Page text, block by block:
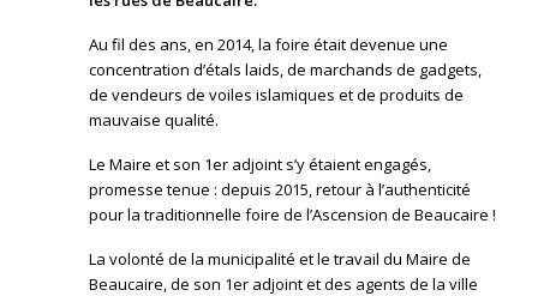
Au fil des ans, en 2014, la foire était devenue une
concentration d’étals laids, de marchands de gadgets,
de vendeurs de voiles islamiques et de produits de
mauvaise qualité.
Le Maire et son 1er adjoint s’y étaient engagés,
promesse tenue : depuis 2015, retour à l’authenticité
pour la traditionnelle foire de l’Ascension de Beaucaire !
La volonté de la municipalité et le travail du Maire de
Beaucaire, de son 1er adjoint et des agents de la ville